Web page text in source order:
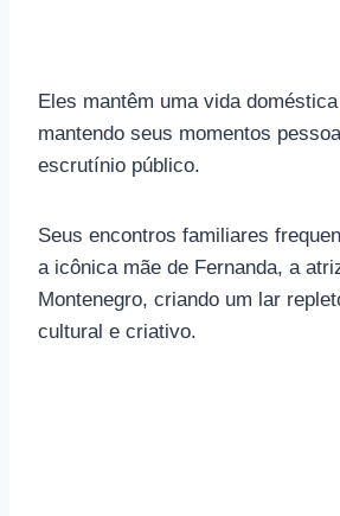
Eles mantêm uma vida
mantendo seus momentos
escrutínio público.
Seus encontros familiares
a icônica mãe de Fernanda, a
Montenegro, criando um lar
cultural e criativo.